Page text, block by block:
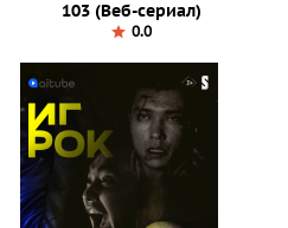
103 (Веб-сериал)
0.0